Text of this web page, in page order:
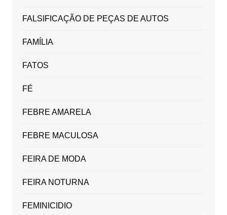
FALSIFICAÇÃO DE PEÇAS DE AUTOS
FAMÍLIA
FATOS
FÉ
FEBRE AMARELA
FEBRE MACULOSA
FEIRA DE MODA
FEIRA NOTURNA
FEMINICIDIO